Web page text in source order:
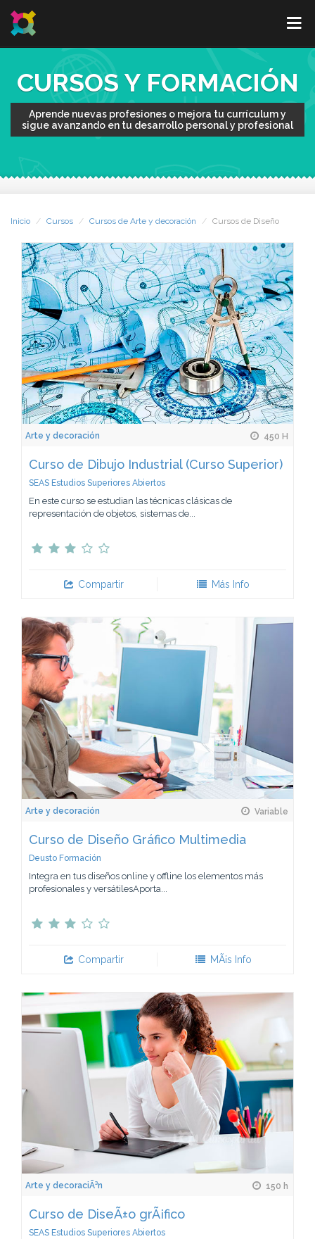
CURSOS Y FORMACIÓN
Aprende nuevas profesiones o mejora tu currículum y
sigue avanzando en tu desarrollo personal y profesional
Inicio Cursos Cursos de Arte y decoración Cursos de Diseño
Arte y decoración 450 H
Curso de Dibujo Industrial (Curso Superior)
SEAS Estudios Superiores Abiertos
En este curso se estudian las técnicas clásicas de
representación de objetos, sistemas de...
Compartir Más Info
Arte y decoración Variable
Curso de Diseño Gráfico Multimedia
Deusto Formación
Integra en tus diseños online y offline los elementos más
profesionales y versátilesAporta...
Compartir MÃ¡s Info
Arte y decoraciÃ³n 150 h
Curso de DiseÃ±o grÃ¡fico
SEAS Estudios Superiores Abiertos